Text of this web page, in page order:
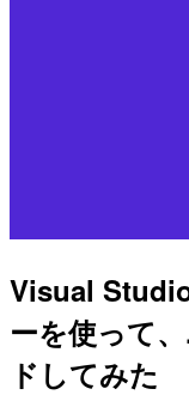
Visual
ーを使って
ドしてみた